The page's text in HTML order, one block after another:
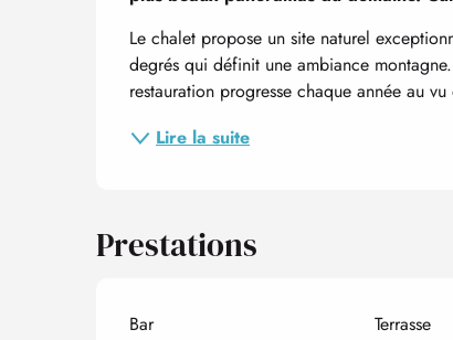
Le chalet propose un site naturel
degrés qui définit une ambiance
restauration progresse chaque année au
Lire la suite
Prestations
Bar Terrasse